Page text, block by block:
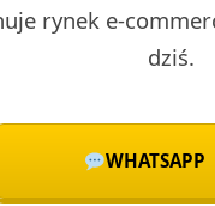
rynek e-
dziś.
WHATSAPP